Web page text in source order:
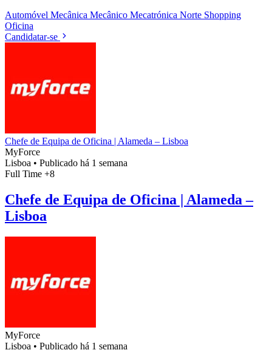
Automóvel Mecânica Mecânico Mecatrónica Norte Shopping
Oficina
Candidatar-se
Chefe de Equipa de Oficina | Alameda – Lisboa
MyForce
Lisboa • Publicado há 1 semana
Full Time +8
Chefe de Equipa de Oficina | Alameda –
Lisboa
MyForce
Lisboa • Publicado há 1 semana